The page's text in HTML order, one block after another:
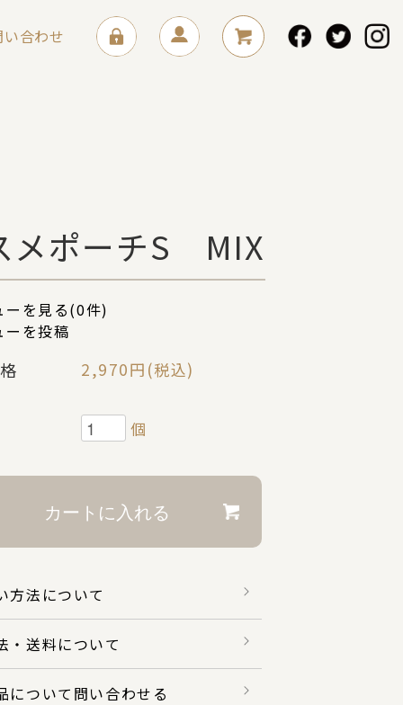
合わせ
メポーチS MIX
ーを見る(0件)
ーを投稿
2,970円(税込)
個
方法について
・送料について
について問い合わせる